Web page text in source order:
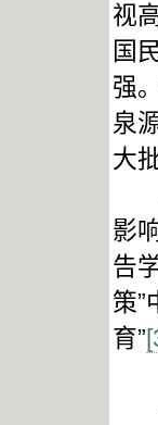
视
国
强
泉
大
影
告
策”
育”
儒